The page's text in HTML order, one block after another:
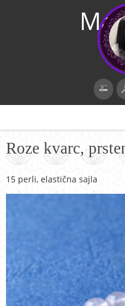
Roze kvarc,
15 perli, elastična sajla